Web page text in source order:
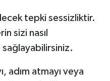
tepki sessizliktir.
sizi nasıl
adım atmayı veya